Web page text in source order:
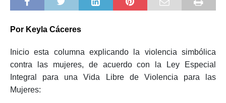
Por Keyla Cáceres
Inicio esta columna explicando la violencia simbólica
contra las mujeres, de acuerdo con la Ley Especial
Integral para una Vida Libre de Violencia para las
Mujeres: